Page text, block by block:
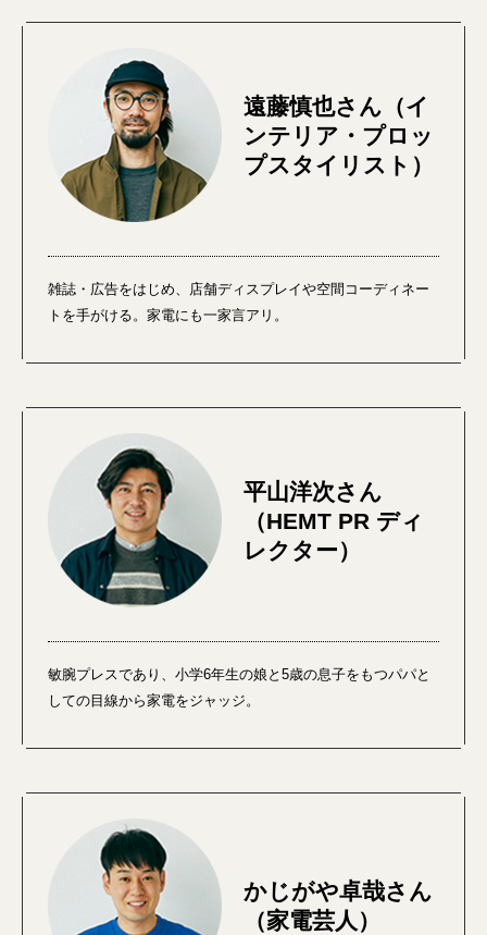
遠藤慎也さん（イ
ンテリア・プロッ
プスタイリスト）
雑誌・広告をはじめ、店舗ディスプレイや空間コーディネー
トを手がける。家電にも一家言アリ。
平山洋次さん
（HEMT PR ディ
レクター）
敏腕プレスであり、小学6年生の娘と5歳の息子をもつパパと
しての目線から家電をジャッジ。
かじがや卓哉さん
（家電芸人）